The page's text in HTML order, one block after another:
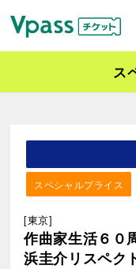
ス
スペシャルプライス
[東京]
作曲家生活６０
浜圭介リスペク